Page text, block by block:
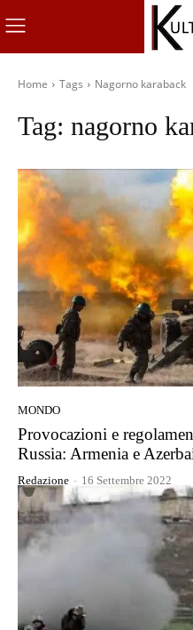
Home Tags Nagorno karaback
Tag: nagorno
MONDO
Provocazioni e
Russia: Armenia e
Redazione - 16 Settembre 2022